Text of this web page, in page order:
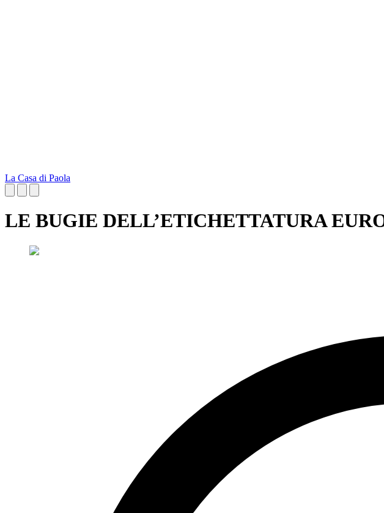
La Casa di Paola
LE BUGIE DELL’ETICHETTATURA